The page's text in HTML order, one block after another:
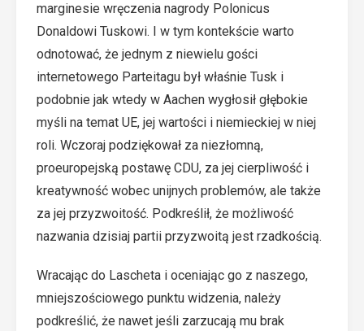
marginesie wręczenia nagrody Polonicus
Donaldowi Tuskowi. I w tym kontekście warto
odnotować, że jednym z niewielu gości
internetowego Parteitagu był właśnie Tusk i
podobnie jak wtedy w Aachen wygłosił głębokie
myśli na temat UE, jej wartości i niemieckiej w niej
roli. Wczoraj podziękował za niezłomną,
proeuropejską postawę CDU, za jej cierpliwość i
kreatywność wobec unijnych problemów, ale także
za jej przyzwoitość. Podkreślił, że możliwość
nazwania dzisiaj partii przyzwoitą jest rzadkością.
Wracając do Lascheta i oceniając go z naszego,
mniejszościowego punktu widzenia, należy
podkreślić, że nawet jeśli zarzucają mu brak